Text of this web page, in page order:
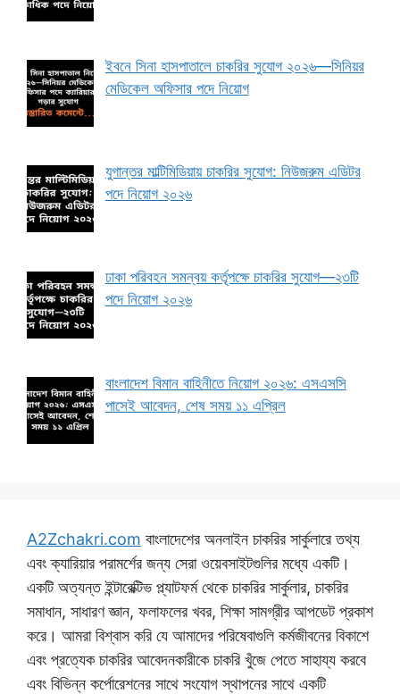
ইবনে সিনা হাসপাতালে চাকরির সুযোগ ২০২৬—সিনিয়র
মেডিকেল অফিসার পদে নিয়োগ
যুগান্তর মাল্টিমিডিয়ায় চাকরির সুযোগ: নিউজরুম এডিটর
পদে নিয়োগ ২০২৬
ঢাকা পরিবহন সমন্বয় কর্তৃপক্ষে চাকরির সুযোগ—২৩টি
পদে নিয়োগ ২০২৬
বাংলাদেশ বিমান বাহিনীতে নিয়োগ ২০২৬: এসএসসি
পাসেই আবেদন, শেষ সময় ১১ এপ্রিল
A2Zchakri.com বাংলাদেশের অনলাইন চাকরির সার্কুলারে তথ্য
এবং ক্যারিয়ার পরামর্শের জন্য সেরা ওয়েবসাইটগুলির মধ্যে একটি।
একটি অত্যন্ত ইন্টারেক্টিভ প্ল্যাটফর্ম থেকে চাকরির সার্কুলার, চাকরির
সমাধান, সাধারণ জ্ঞান, ফলাফলের খবর, শিক্ষা সামগ্রীর আপডেট প্রকাশ
করে। আমরা বিশ্বাস করি যে আমাদের পরিষেবাগুলি কর্মজীবনের বিকাশে
এবং প্রত্যেক চাকরির আবেদনকারীকে চাকরি খুঁজে পেতে সাহায্য করবে
এবং বিভিন্ন কর্পোরেশনের সাথে সংযোগ স্থাপনের সাথে একটি